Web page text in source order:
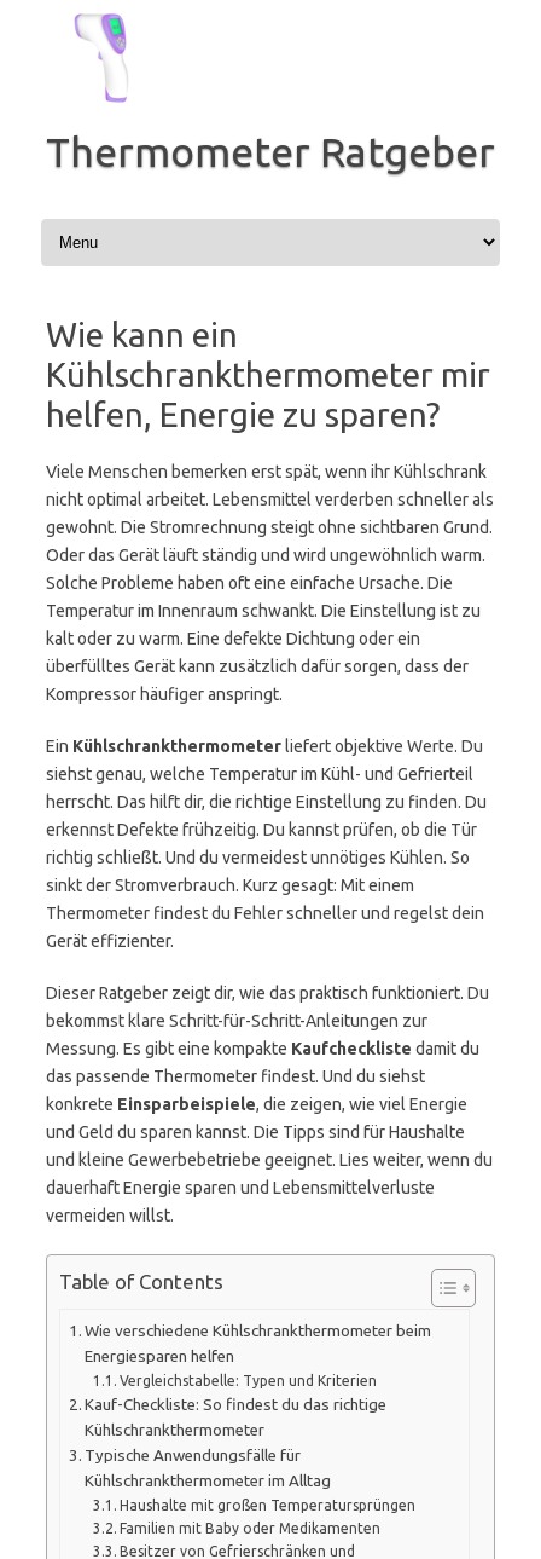
springen
Thermometer Ratgeber
Wie kann ein
Kühlschrankthermometer mir
helfen, Energie zu sparen?
Viele Menschen bemerken erst spät, wenn ihr Kühlschrank
nicht optimal arbeitet. Lebensmittel verderben schneller als
gewohnt. Die Stromrechnung steigt ohne sichtbaren Grund.
Oder das Gerät läuft ständig und wird ungewöhnlich warm.
Solche Probleme haben oft eine einfache Ursache. Die
Temperatur im Innenraum schwankt. Die Einstellung ist zu
kalt oder zu warm. Eine defekte Dichtung oder ein
überfülltes Gerät kann zusätzlich dafür sorgen, dass der
Kompressor häufiger anspringt.
Ein Kühlschrankthermometer liefert objektive Werte. Du
siehst genau, welche Temperatur im Kühl- und Gefrierteil
herrscht. Das hilft dir, die richtige Einstellung zu finden. Du
erkennst Defekte frühzeitig. Du kannst prüfen, ob die Tür
richtig schließt. Und du vermeidest unnötiges Kühlen. So
sinkt der Stromverbrauch. Kurz gesagt: Mit einem
Thermometer findest du Fehler schneller und regelst dein
Gerät effizienter.
Dieser Ratgeber zeigt dir, wie das praktisch funktioniert. Du
bekommst klare Schritt-für-Schritt-Anleitungen zur
Messung. Es gibt eine kompakte Kaufcheckliste damit du
das passende Thermometer findest. Und du siehst
konkrete Einsparbeispiele, die zeigen, wie viel Energie
und Geld du sparen kannst. Die Tipps sind für Haushalte
und kleine Gewerbebetriebe geeignet. Lies weiter, wenn du
dauerhaft Energie sparen und Lebensmittelverluste
vermeiden willst.
Table of Contents
Wie verschiedene Kühlschrankthermometer beim
Energiesparen helfen
Vergleichstabelle: Typen und Kriterien
Kauf-Checkliste: So findest du das richtige
Kühlschrankthermometer
Typische Anwendungsfälle für
Kühlschrankthermometer im Alltag
Haushalte mit großen Temperatursprüngen
Familien mit Baby oder Medikamenten
Besitzer von Gefrierschränken und